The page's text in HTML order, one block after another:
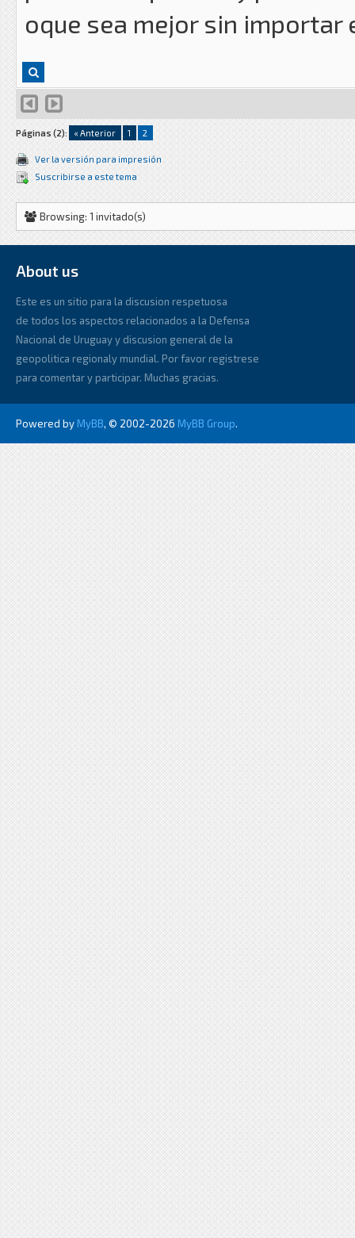
oque sea mejor sin
Páginas (2): « Anterior 1 2
Ver la versión para impresión
Suscribirse a este tema
Browsing: 1 invitado(s)
About us
Este es un sitio para la discusion respetuosa
de todos los aspectos relacionados a la Defensa
Nacional de Uruguay y discusion general de la
geopolitica regionaly mundial. Por favor registrese
para comentar y participar. Muchas gracias.
Powered by MyBB, © 2002-2026 MyBB Group.